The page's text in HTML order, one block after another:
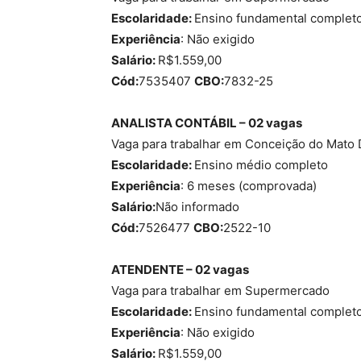
Escolaridade: Ensino fundamental
Experiência: Não exigido
Salário: R$1.559,00
Cód:7535407 CBO:7832-25
ANALISTA CONTÁBIL – 02 vagas
Vaga para trabalhar em Conceição do Mato
Escolaridade: Ensino médio completo
Experiência: 6 meses (comprovada)
Salário:Não informado
Cód:7526477 CBO:2522-10
ATENDENTE – 02 vagas
Vaga para trabalhar em Supermercado
Escolaridade: Ensino fundamental
Experiência: Não exigido
Salário: R$1.559,00